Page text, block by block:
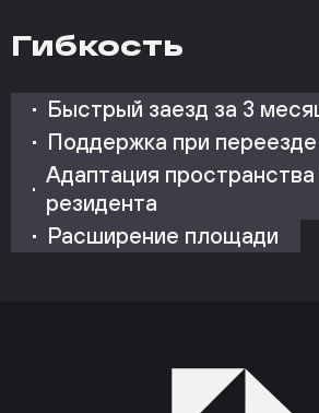
Гибкость
Быстрый заезд за 3
Поддержка при переезде
Адаптация пространства
резидента
Расширение площади